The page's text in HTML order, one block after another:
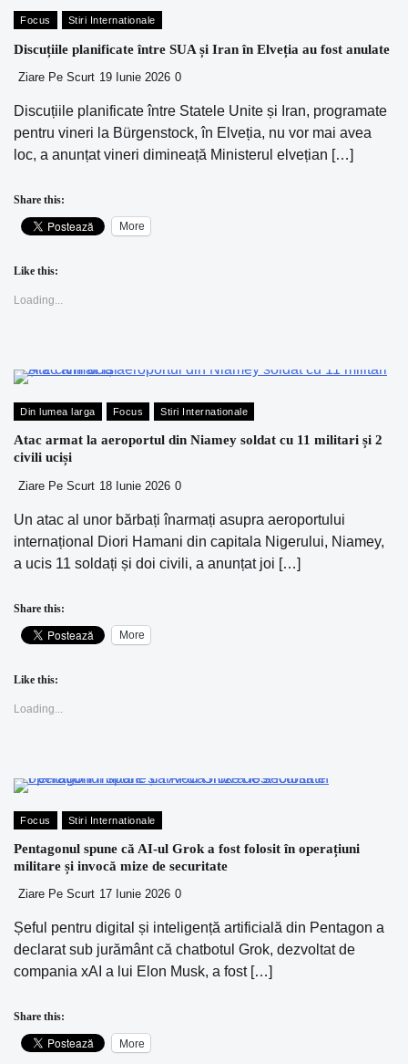
Focus Stiri Internationale
Discuțiile planificate între SUA și Iran în Elveția au fost anulate
Ziare Pe Scurt 19 Iunie 2026 0
Discuțiile planificate între Statele Unite și Iran, programate
pentru vineri la Bürgenstock, în Elveția, nu vor mai avea
loc, a anunțat vineri dimineață Ministerul elvețian […]
Share this:
More
Like this:
Loading...
Din lumea larga Focus Stiri Internationale
Atac armat la aeroportul din Niamey soldat cu 11 militari și 2
civili uciși
Ziare Pe Scurt 18 Iunie 2026 0
Un atac al unor bărbați înarmați asupra aeroportului
internațional Diori Hamani din capitala Nigerului, Niamey,
a ucis 11 soldați și doi civili, a anunțat joi […]
Share this:
More
Like this:
Loading...
Focus Stiri Internationale
Pentagonul spune că AI-ul Grok a fost folosit în operațiuni
militare și invocă mize de securitate
Ziare Pe Scurt 17 Iunie 2026 0
Șeful pentru digital și inteligență artificială din Pentagon a
declarat sub jurământ că chatbotul Grok, dezvoltat de
compania xAI a lui Elon Musk, a fost […]
Share this:
More